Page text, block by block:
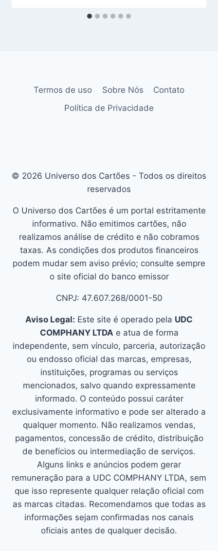
Termos de uso Sobre Nós
Contato
Política de Privacidade
© 2026 Universo dos Cartões - Todos os direitos
reservados
O Universo dos Cartões é um portal estritamente
informativo. Não emitimos cartões, não
realizamos análise de crédito e não cobramos
taxas. As condições dos produtos financeiros
podem mudar sem aviso prévio; consulte sempre
o site oficial do banco emissor
CNPJ: 47.607.268/0001-50
Aviso Legal: Este site é operado pela UDC
COMPHANY LTDAe atua de forma
independente, sem vínculo, parceria, autorização
ou endosso oficial das marcas, empresas,
instituições, programas ou serviços
mencionados, salvo quando expressamente
informado. O conteúdo possui caráter
exclusivamente informativo e pode ser alterado a
qualquer momento. Não realizamos vendas,
pagamentos, concessão de crédito, distribuição
de benefícios ou intermediação de serviços.
Alguns links e anúncios podem gerar
remuneração para a UDC COMPHANY LTDA, sem
que isso represente qualquer relação oficial com
as marcas citadas. Recomendamos que todas as
informações sejam confirmadas nos canais
oficiais antes de qualquer decisão.